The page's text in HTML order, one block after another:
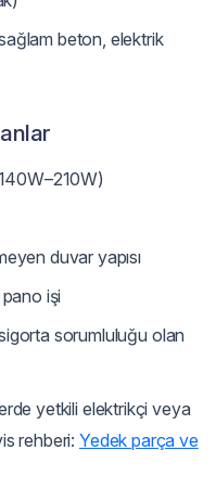
beton, elektrik
duvar yapısı
işi
sorumluluğu olan
yetkili elektrikçi veya
rehberi: Yedek parça ve